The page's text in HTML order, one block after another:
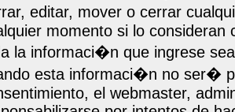
editar, mover o cerrar
momento si lo consideran
la informaci�n que ingrese
esta informaci�n no ser�
el webmaster,